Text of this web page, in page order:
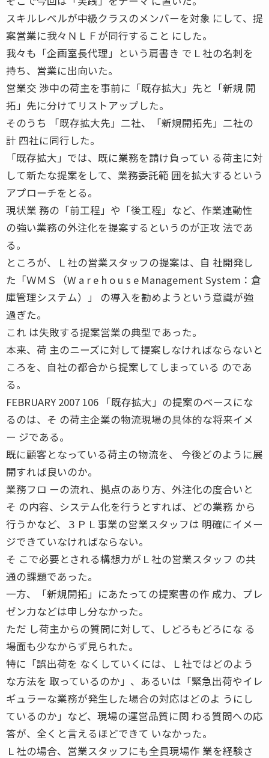
スキルレベルが中級クラスのメンバーを対象 にして、提
案営業に我々ＮＬＦが同行すること にした。
我々も「企画室長代理」という肩書き でＬ社の名刺を
持ち、営業に出向いた。
営業交 渉中の荷主を事前に「既存拡大」先と「新規 開
拓」先に分けてリストアップした。
そのうち 「既存拡大先」二社、「新規開拓先」二社の
計 四社に同行した。
「既存拡大」では、既に業務を請け負ってい る荷主に対
して新たな提案をして、業務委託範 囲を拡大するという
アプローチをとる。
現状業 務の「前工程」や「後工程」など、作業連動性
の強い業務の外注化を提案するというのが正攻 法であ
る。
ところが、Ｌ社の営業スタッフの提案は、自 社開発し
た「ＷＭＳ（W a r e h o u s e Management System：倉
庫管理システム）」 の導入を勧めようという意識が強
過ぎた。
これ は失敗する提案営業の典型であった。
本来、荷 主のニーズに対して提案しなければならないと
ころを、自社の都合から提案してしまっている のであ
る。
FEBRUARY 2007 106 「既存拡大」の提案のベースにな
るのは、そ の荷主企業の物流現場の具体的な将来イメ
ー ジである。
既に顧客となっている荷主の物流を、 今後どのように展
開すれば良いのか。
業務フロ ーの流れ、拠点のあり方、外注化の度合いと
そ の内容、システム化を行うとすれば、どの業務 から
行うかなど、３ＰＬ事業の営業スタッフは 明確にイメー
ジできていなければならない。
そ こで必要とされる構想力がＬ社の営業スタッフ の共
通の課題であった。
一方、「新規開拓」にあたっての提案書の作 成力、プレ
ゼン力などは申し分なかった。
ただ し荷主からの質問に対して、しどろもどろにな る
場面も少なからず見られた。
特に「誤出荷を なくしていくには、Ｌ社ではどのよう
な方法を 取っているのか」、あるいは「緊急出荷やイレ
ギュラーな業務が発生した場合の対応はどのよ うにし
ているのか」など、現場の運営品質に関 わる質問への応
答が、全くと言えるほどできて いなかった。
Ｌ社の場合、営業スタッフにも全員現場作 業を経験さ